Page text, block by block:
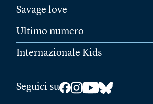
Savage love
Ultimo numero
Internazionale Kids
Seguici su